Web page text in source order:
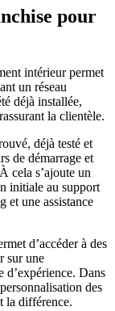
pour
intérieur permet
un réseau
déjà installée,
la clientèle.
déjà testé et
de démarrage et
cela s’ajoute un
initiale au support
et une assistance
d’accéder à des
sur une
d’expérience. Dans
des
la différence.